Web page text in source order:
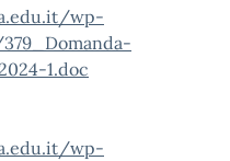
wp-
1.doc
wp-